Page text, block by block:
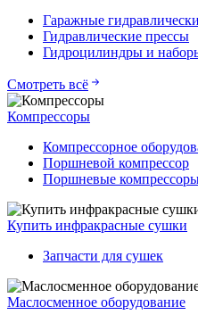
Гаражные
Гидравлические прессы
Гидроцилиндры и
Смотреть всё
Компрессоры
Компрессорное
Поршневой компрессор
Поршневые
Купить инфракрасные сушки
Запчасти для сушек
Маслосменное оборудование